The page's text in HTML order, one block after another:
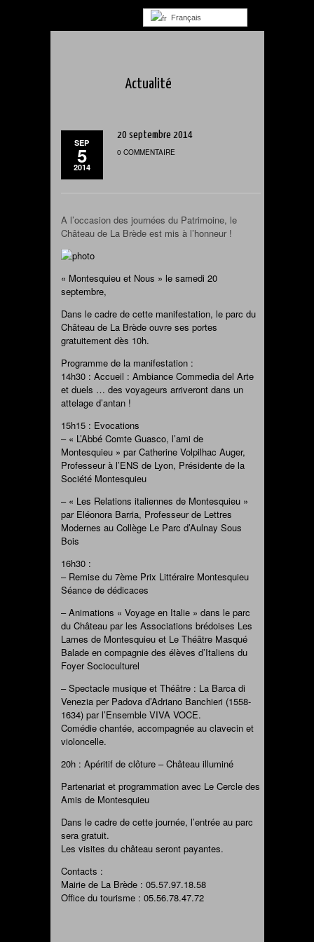
Français
Actualité
SEP
5
2014
20 septembre 2014
0 COMMENTAIRE
A l’occasion des journées du Patrimoine, le
Château de La Brède est mis à l’honneur !
« Montesquieu et Nous » le samedi 20
septembre,
Dans le cadre de cette manifestation, le parc du
Château de La Brède ouvre ses portes
gratuitement dès 10h.
Programme de la manifestation :
14h30 : Accueil : Ambiance Commedia del Arte
et duels … des voyageurs arriveront dans un
attelage d’antan !
15h15 : Evocations
– « L’Abbé Comte Guasco, l’ami de
Montesquieu » par Catherine Volpilhac Auger,
Professeur à l’ENS de Lyon, Présidente de la
Société Montesquieu
– « Les Relations italiennes de Montesquieu »
par Eléonora Barria, Professeur de Lettres
Modernes au Collège Le Parc d’Aulnay Sous
Bois
16h30 :
– Remise du 7ème Prix Littéraire Montesquieu
Séance de dédicaces
– Animations « Voyage en Italie » dans le parc
du Château par les Associations brédoises Les
Lames de Montesquieu et Le Théâtre Masqué
Balade en compagnie des élèves d’Italiens du
Foyer Socioculturel
– Spectacle musique et Théâtre : La Barca di
Venezia per Padova d’Adriano Banchieri (1558-
1634) par l’Ensemble VIVA VOCE.
Comédie chantée, accompagnée au clavecin et
violoncelle.
20h : Apéritif de clôture – Château illuminé
Partenariat et programmation avec Le Cercle des
Amis de Montesquieu
Dans le cadre de cette journée, l’entrée au parc
sera gratuit.
Les visites du château seront payantes.
Contacts :
Mairie de La Brède : 05.57.97.18.58
Office du tourisme : 05.56.78.47.72